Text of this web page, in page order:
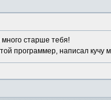
много старше тебя!
программер, написал